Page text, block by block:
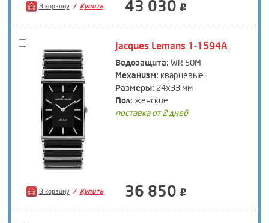
В корзину Купить 43 030
Jacques Lemans 1-1594A
Водозащита: WR 50M
Механизм: кварцевые
Размеры: 24х33 мм
Пол: женские
поставка от 2 дней
В корзину Купить 36 850